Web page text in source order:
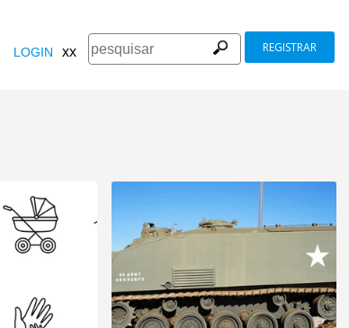
LOGIN xx REGISTRAR